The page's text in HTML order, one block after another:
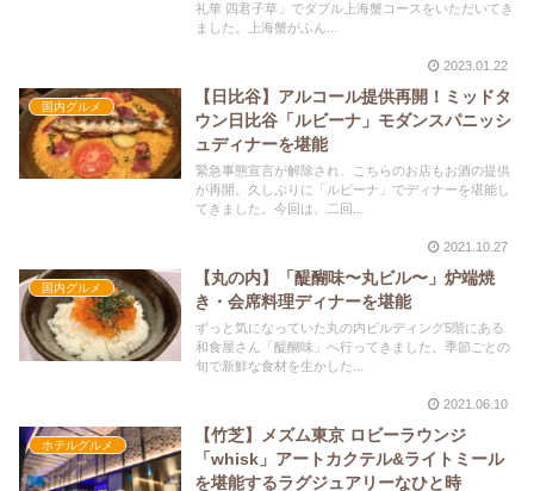
礼華 四君子草」でダブル上海蟹コースをいただいてき
ました。上海蟹がふん...
2023.01.22
国内グルメ
【日比谷】アルコール提供再開！ミッドタ
ウン日比谷「ルビーナ」モダンスパニッシ
ュディナーを堪能
緊急事態宣言が解除され、こちらのお店もお酒の提供
が再開。久しぶりに「ルビーナ」でディナーを堪能し
てきました。今回は、二回...
2021.10.27
国内グルメ
【丸の内】「醍醐味〜丸ビル〜」炉端焼
き・会席料理ディナーを堪能
ずっと気になっていた丸の内ビルディング5階にある
和食屋さん「醍醐味」へ行ってきました。季節ごとの
旬で新鮮な食材を生かした...
2021.06.10
ホテルグルメ
【竹芝】メズム東京 ロビーラウンジ
「whisk」アートカクテル&ライトミール
を堪能するラグジュアリーなひと時